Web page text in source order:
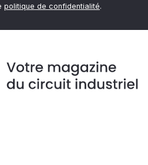
politique de confidentialité.